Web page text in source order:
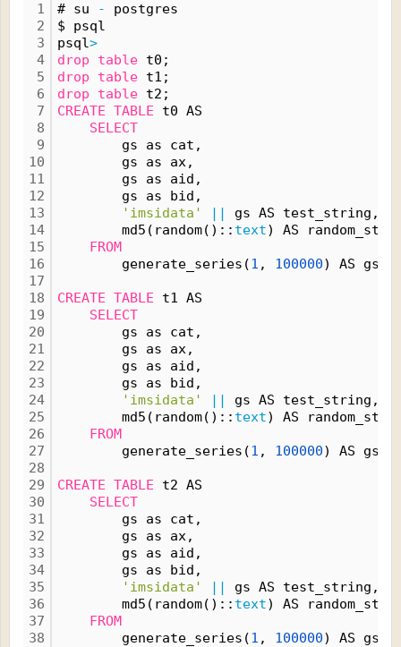
1
2
3
4
5
6
7
8
9
10
11
12
13
14
15
16
17
18
19
20
21
22
23
24
25
26
27
28
29
30
31
32
33
34
35
36
37
38
# su -
postgres
$ psql
psql>
drop
table t0;
drop
table t1;
drop
table t2;
CREATE TABLE t0 AS
SELECT
gs as cat,
gs as ax,
gs as aid,
gs as bid,
'imsidata'
| |
gs AS test_string,
md5(random():: text) AS
FROM
generate_series(1 , 100000) AS gs;
CREATE TABLE t1 AS
SELECT
gs as cat,
gs as ax,
gs as aid,
gs as bid,
'imsidata'
| |
gs AS test_string,
md5(random():: text) AS
FROM
generate_series(1 , 100000) AS gs;
CREATE TABLE t2 AS
SELECT
gs as cat,
gs as ax,
gs as aid,
gs as bid,
'imsidata'
| |
gs AS test_string,
md5(random():: text) AS
FROM
generate_series(1 , 100000) AS gs;